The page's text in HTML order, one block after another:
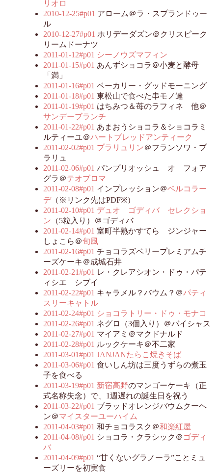
リオロ
2010-12-25#p01 アローム＠ラ・スプランドゥー
ル
2010-12-27#p01 ホリデーダズン＠クリスピーク
リームドーナツ
2011-01-12#p01 シーノウズマフィン
2011-01-15#p01 あんずショコラ＠小麦と酵母
「満」
2011-01-16#p01 ベーカリー・グッドモーニング
2011-01-18#p01 東松山で食べた串モノ達
2011-01-19#p01 はちみつ＆苺のラフィネ 他＠
サンデーブランチ
2011-01-22#p01 あまおうショコラ＆ショコラミ
ルティーユ＠ハートブレッドアンティーク
2011-02-02#p01 プラリュリン＠フランソワ・プ
ラリュ
2011-02-06#p01 パンプリオッシュ オ フォア
グラ＠テオブロマ
2011-02-08#p01 インプレッション＠ベルコラー
デ（※リンク先はPDF※）
2011-02-10#p01 デュオ ゴディバ セレクショ
ン （5粒入り）＠ゴディバ
2011-02-14#p01 室町半熟かすてら ジンジャー
しょこら＠旬風
2011-02-16#p01 チョコラズベリープレミアムチ
ーズケーキ＠成城石井
2011-02-21#p01 レ・クレアシオン・ドゥ・パテ
ィシエ シブイ
2011-02-22#p01 キャラメル？バウム？＠パティ
スリーキャトル
2011-02-24#p01 ショコラトリー・ドゥ・モナコ
2011-02-26#p01 ネグロ（3個入り）＠バイシャス
2011-02-27#p01 マイアミ＠マクドナルド
2011-02-28#p01 ルックケーキ＠不二家
2011-03-01#p01 JANJANたらこ焼きそば
2011-03-06#p01 食いしん坊は三度うずらの煮玉
子を食べる
2011-03-19#p01 新宿高野のマンゴーケーキ（正
式名称失念）で、1週遅れの誕生日を祝う
2011-03-22#p01 ブラッドオレンジバウムクーヘ
ン＠マイスターユーハイム
2011-04-03#p01 和チョコラスク＠和楽紅屋
2011-04-08#p01 ショコラ・クラシック＠ ゴディ
バ
2011-04-09#p01 “甘くないグラノーラ”ことミュ
ーズリーを初実食